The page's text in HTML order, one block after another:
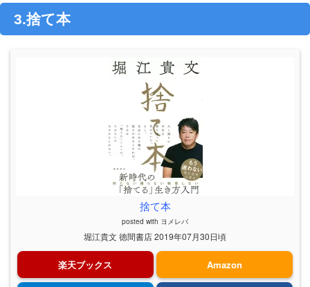
3.捨て本
捨て本
posted with ヨメレバ
堀江貴文 徳間書店 2019年07月30日頃
楽天ブックス Amazon